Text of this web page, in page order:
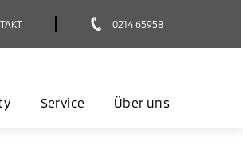
0214 65958
Service Über uns